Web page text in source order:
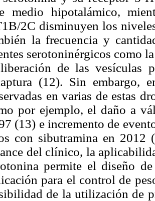
medio hipotalámico,
2C disminuyen los
la frecuencia y
serotoninérgicos como
de las vesículas
(12). Sin embargo,
en varias de estas
por ejemplo, el daño a
(13) e incremento de
con sibutramina en 2012
del clínico, la
permite el diseño
para el control de
de la utilización de